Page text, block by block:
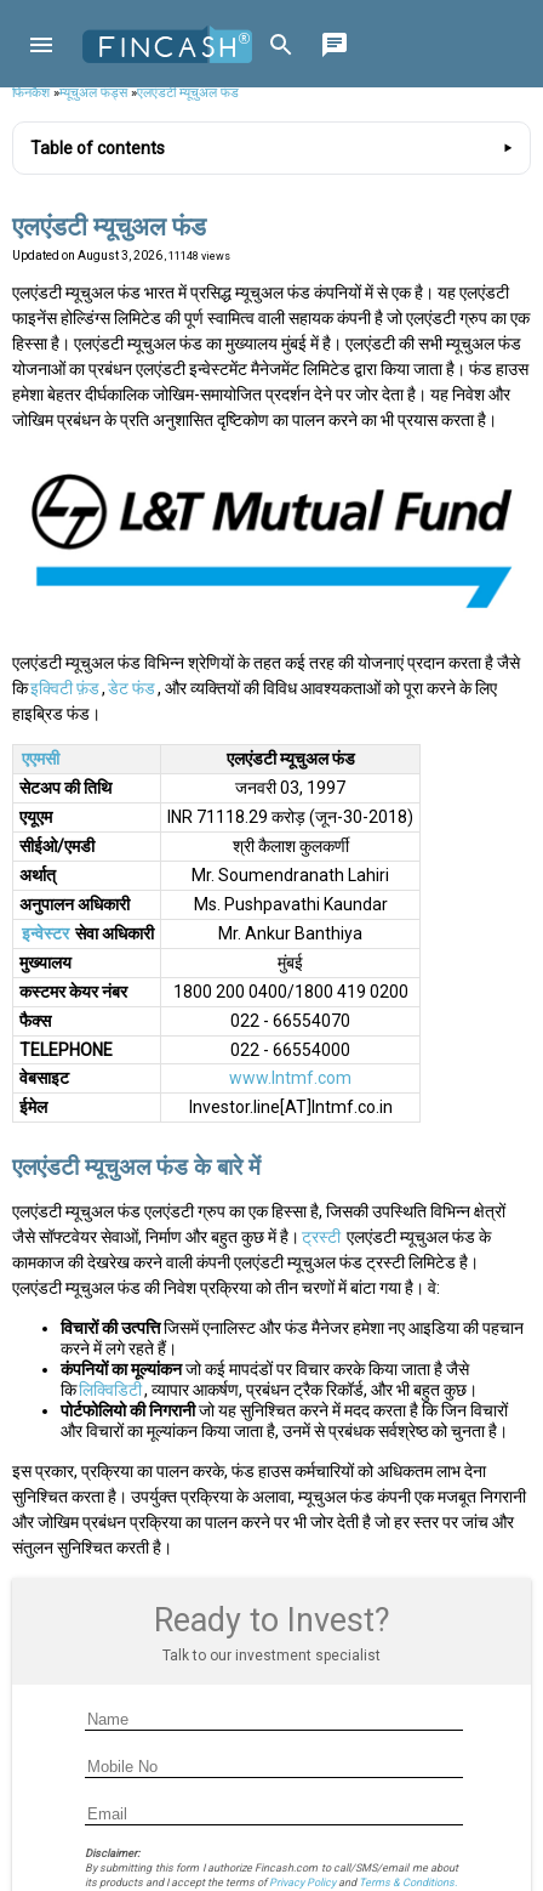
फिनकैश»म्यूचुअल फंड्स»एलएंडटी म्यूचुअल फंड
Table of contents
एलएंडटी म्यूचुअल फंड
Updated on August 3, 2026 , 11148 views
एलएंडटी म्यूचुअल फंड भारत में प्रसिद्ध म्यूचुअल फंड कंपनियों में से एक है। यह एलएंडटी
फाइनेंस होल्डिंग्स लिमिटेड की पूर्ण स्वामित्व वाली सहायक कंपनी है जो एलएंडटी ग्रुप का एक
हिस्सा है। एलएंडटी म्यूचुअल फंड का मुख्यालय मुंबई में है। एलएंडटी की सभी म्यूचुअल फंड
योजनाओं का प्रबंधन एलएंडटी इन्वेस्टमेंट मैनेजमेंट लिमिटेड द्वारा किया जाता है। फंड हाउस
हमेशा बेहतर दीर्घकालिक जोखिम-समायोजित प्रदर्शन देने पर जोर देता है। यह निवेश और
जोखिम प्रबंधन के प्रति अनुशासित दृष्टिकोण का पालन करने का भी प्रयास करता है।
एलएंडटी म्यूचुअल फंड विभिन्न श्रेणियों के तहत कई तरह की योजनाएं प्रदान करता है जैसे
किइक्विटी फ़ंड,डेट फंड, और व्यक्तियों की विविध आवश्यकताओं को पूरा करने के लिए
हाइब्रिड फंड।
एएमसी
एलएंडटी म्यूचुअल फंड
सेटअप की तिथि
जनवरी 03, 1997
एयूएम
INR 71118.29 करोड़ (जून-30-2018)
सीईओ/एमडी
श्री कैलाश कुलकर्णी
अर्थात्
Mr. Soumendranath Lahiri
अनुपालन अधिकारी
Ms. Pushpavathi Kaundar
इन्वेस्टर सेवा अधिकारी
Mr. Ankur Banthiya
मुख्यालय
मुंबई
कस्टमर केयर नंबर
1800 200 0400/1800 419 0200
फैक्स
022 - 66554070
TELEPHONE
022 - 66554000
वेबसाइट
www.lntmf.com
ईमेल
Investor.line[AT]lntmf.co.in
एलएंडटी म्यूचुअल फंड के बारे में
एलएंडटी म्यूचुअल फंड एलएंडटी ग्रुप का एक हिस्सा है, जिसकी उपस्थिति विभिन्न क्षेत्रों
जैसे सॉफ्टवेयर सेवाओं, निर्माण और बहुत कुछ में है। ट्रस्टी एलएंडटी म्यूचुअल फंड के
कामकाज की देखरेख करने वाली कंपनी एलएंडटी म्यूचुअल फंड ट्रस्टी लिमिटेड है।
एलएंडटी म्यूचुअल फंड की निवेश प्रक्रिया को तीन चरणों में बांटा गया है। वे:
विचारों की उत्पत्तिजिसमें एनालिस्ट और फंड मैनेजर हमेशा नए आइडिया की पहचान
करने में लगे रहते हैं।
कंपनियों का मूल्यांकनजो कई मापदंडों पर विचार करके किया जाता है जैसे
किलिक्विडिटी, व्यापार आकर्षण, प्रबंधन ट्रैक रिकॉर्ड, और भी बहुत कुछ।
पोर्टफोलियो की निगरानीजो यह सुनिश्चित करने में मदद करता है कि जिन विचारों
और विचारों का मूल्यांकन किया जाता है, उनमें से प्रबंधक सर्वश्रेष्ठ को चुनता है।
इस प्रकार, प्रक्रिया का पालन करके, फंड हाउस कर्मचारियों को अधिकतम लाभ देना
सुनिश्चित करता है। उपर्युक्त प्रक्रिया के अलावा, म्यूचुअल फंड कंपनी एक मजबूत निगरानी
और जोखिम प्रबंधन प्रक्रिया का पालन करने पर भी जोर देती है जो हर स्तर पर जांच और
संतुलन सुनिश्चित करती है।
Ready to Invest?
Talk to our investment specialist
Disclaimer:
By submitting this form I authorize Fincash.com to call/SMS/email me about
its products and I accept the terms ofPrivacy Policyand Terms & Conditions.